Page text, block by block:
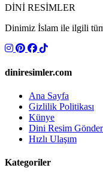
DİNİ RESİMLER
Dinimiz İslam ile ilgili
diniresimler.com
Ana Sayfa
Gizlilik Politikası
Künye
Dini Resim Gönder
Hızlı Ulaşım
Kategoriler